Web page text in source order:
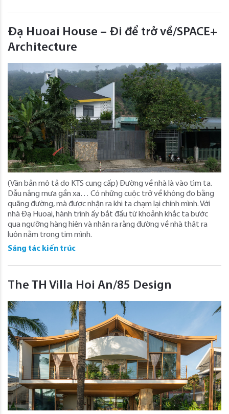
Đạ Huoai House – Đi để trở về/SPACE+
Architecture
(Văn bản mô tả do KTS cung cấp) Đường về nhà là vào tìm ta.
Dẫu nắng mưa gần xa… Có những cuộc trở về không đo bằng
quãng đường, mà được nhận ra khi ta chạm lại chính mình. Với
nhà Đạ Huoai, hành trình ấy bắt đầu từ khoảnh khắc ta bước
qua ngưỡng hàng hiên và nhận ra rằng đường về nhà thật ra
luôn nằm trong tim mình.
Sáng tác kiến trúc
The TH Villa Hoi An/85 Design